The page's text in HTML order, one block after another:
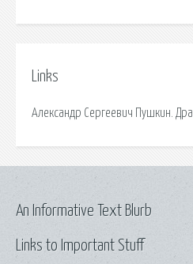
Links
Александр Сергеевич Пушкин.
Links to Important Stuff
An Informative Text Blurb